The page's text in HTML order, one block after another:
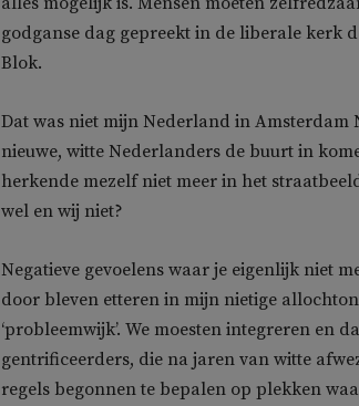
godganse dag gepreekt in de liberale kerk
Blok.
Dat was niet mijn Nederland in Amsterdam
nieuwe, witte Nederlanders de buurt in
herkende mezelf niet meer in het
wel en wij niet?
Negatieve gevoelens waar je eigenlijk niet
door bleven etteren in mijn nietige
‘probleemwijk’. We moesten integreren en
gentrificeerders, die na jaren van witte
regels begonnen te bepalen op plekken